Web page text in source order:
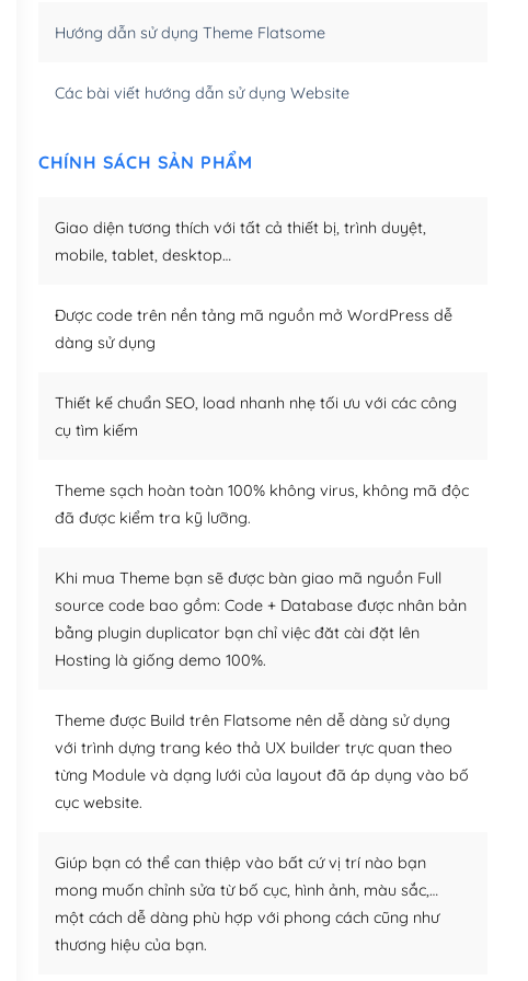
(+950,000₫)
Hướng dẫn sử dụng Theme Flatsome
Các bài viết hướng dẫn sử dụng Website
CHÍNH SÁCH SẢN PHẨM
Giao diện tương thích với tất cả thiết bị, trình duyệt,
mobile, tablet, desktop…
Được code trên nền tảng mã nguồn mở WordPress dễ
dàng sử dụng
Thiết kế chuẩn SEO, load nhanh nhẹ tối ưu với các công
cụ tìm kiếm
Theme sạch hoàn toàn 100% không virus, không mã độc
đã được kiểm tra kỹ lưỡng.
Khi mua Theme bạn sẽ được bàn giao mã nguồn Full
source code bao gồm: Code + Database được nhân bản
bằng plugin duplicator bạn chỉ việc đăt cài đặt lên
Hosting là giống demo 100%.
Theme được Build trên Flatsome nên dễ dàng sử dụng
với trình dựng trang kéo thả UX builder trực quan theo
từng Module và dạng lưới của layout đã áp dụng vào bố
cục website.
Giúp bạn có thể can thiệp vào bất cứ vị trí nào bạn
mong muốn chỉnh sửa từ bố cục, hình ảnh, màu sắc,…
một cách dễ dàng phù hợp với phong cách cũng như
thương hiệu của bạn.